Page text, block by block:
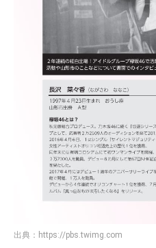
出典： https://pbs.twimg.com